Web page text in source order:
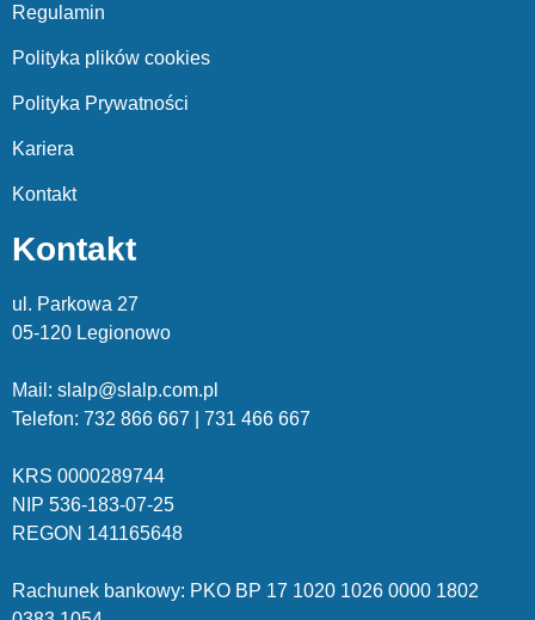
Regulamin
Polityka plików cookies
Polityka Prywatności
Kariera
Kontakt
Kontakt
ul. Parkowa 27
05-120 Legionowo
Mail: slalp@slalp.com.pl
Telefon: 732 866 667 | 731 466 667
KRS 0000289744
NIP 536-183-07-25
REGON 141165648
Rachunek bankowy: PKO BP 17 1020 1026 0000 1802